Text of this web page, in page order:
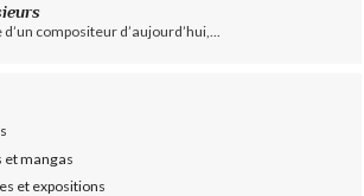
compositeur d’aujourd’hui,...
et mangas
et expositions